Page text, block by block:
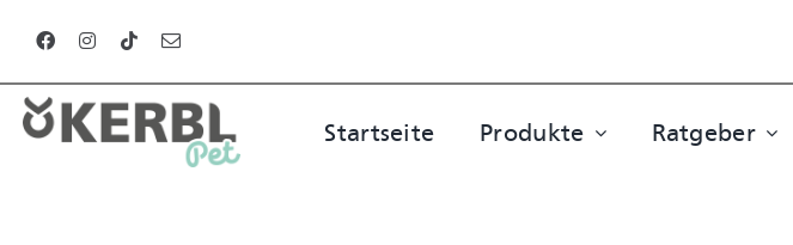
Inhalt
springen
Startseite Produkte Ratgeber